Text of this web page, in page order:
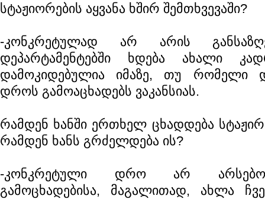
სტაჟიორების აყვანა ხშირ შემთხვევაში?
-კონკრეტულად არ არის
დეპარტამენტებში ხდება ახალი
დამოკიდებულია იმაზე, თუ რომელი
დროს გამოაცხადებს ვაკანსიას.
რამდენ ხანში ერთხელ ცხადდება
რამდენ ხანს გრძელდება ის?
-კონკრეტული დრო არ
გამოცხადებისა, მაგალითად, ახლა